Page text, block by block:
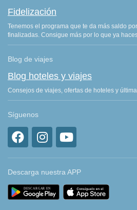
Fidelización
Tenemos el programa que te da más saldo
finalizadas. Consigue más por lo que ya
Blog de viajes
Blog hoteles y viajes
Consejos de viajes, ofertas de hoteles y
Síguenos
Descarga nuestra APP